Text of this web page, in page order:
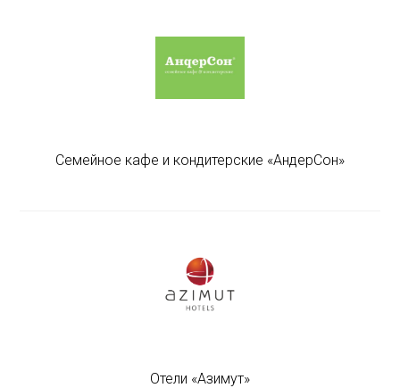
Семейное кафе и кондитерские «АндерСон»
Отели «Азимут»